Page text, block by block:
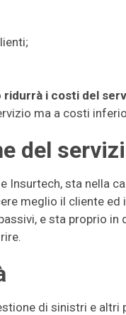
ridurrà i costi del
ma a costi
del
Insurtech, sta nella
meglio il cliente
e sta proprio
di sinistri e altri